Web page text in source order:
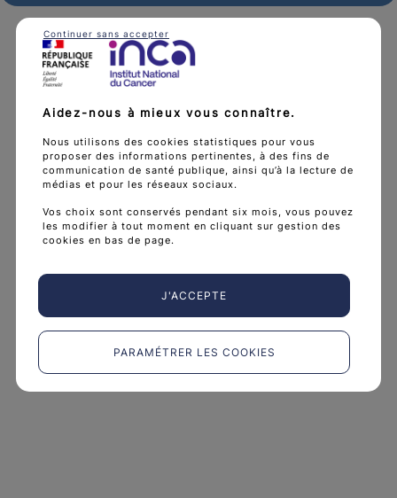
1 résultat
Dépistage du cancer colorectal
Dépliant d'information multilingue sur le
dépistage du cancer colorectal
EN AR BM ZH
...
Sous-titres
Lire
Aidez-nous à mieux vous connaître.
Nous utilisons des cookies statistiques pour vous
proposer des informations pertinentes, à des fins de
communication de santé publique, ainsi qu’à la lecture de
médias et pour les réseaux sociaux.
Vos choix sont conservés pendant six mois, vous pouvez
les modifier à tout moment en cliquant sur gestion des
cookies en bas de page.
J'ACCEPTE
PARAMÉTRER LES COOKIES
Continuer sans accepter